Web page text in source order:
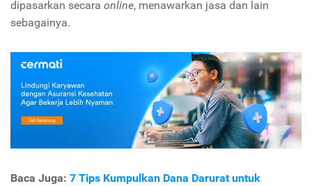
dipasarkan secara online, menawarkan jasa dan lain
sebagainya.
Baca Juga: 7 Tips Kumpulkan Dana Darurat untuk